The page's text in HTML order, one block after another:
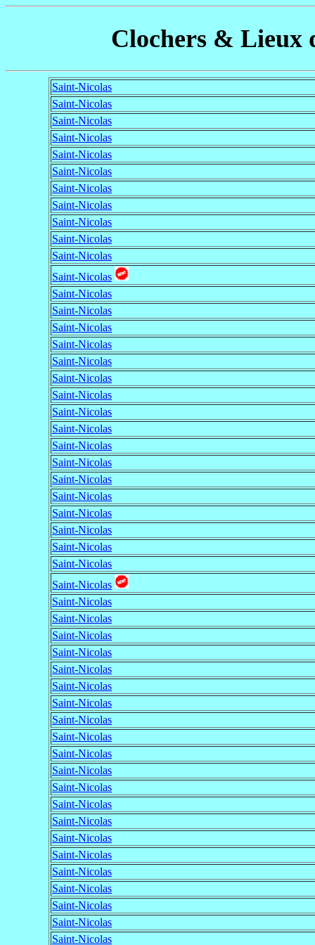
Clochers & Lieux
Saint-Nicolas
Saint-Nicolas
Saint-Nicolas
Saint-Nicolas
Saint-Nicolas
Saint-Nicolas
Saint-Nicolas
Saint-Nicolas
Saint-Nicolas
Saint-Nicolas
Saint-Nicolas
Saint-Nicolas
Saint-Nicolas
Saint-Nicolas
Saint-Nicolas
Saint-Nicolas
Saint-Nicolas
Saint-Nicolas
Saint-Nicolas
Saint-Nicolas
Saint-Nicolas
Saint-Nicolas
Saint-Nicolas
Saint-Nicolas
Saint-Nicolas
Saint-Nicolas
Saint-Nicolas
Saint-Nicolas
Saint-Nicolas
Saint-Nicolas
Saint-Nicolas
Saint-Nicolas
Saint-Nicolas
Saint-Nicolas
Saint-Nicolas
Saint-Nicolas
Saint-Nicolas
Saint-Nicolas
Saint-Nicolas
Saint-Nicolas
Saint-Nicolas
Saint-Nicolas
Saint-Nicolas
Saint-Nicolas
Saint-Nicolas
Saint-Nicolas
Saint-Nicolas
Saint-Nicolas
Saint-Nicolas
Saint-Nicolas
Saint-Nicolas